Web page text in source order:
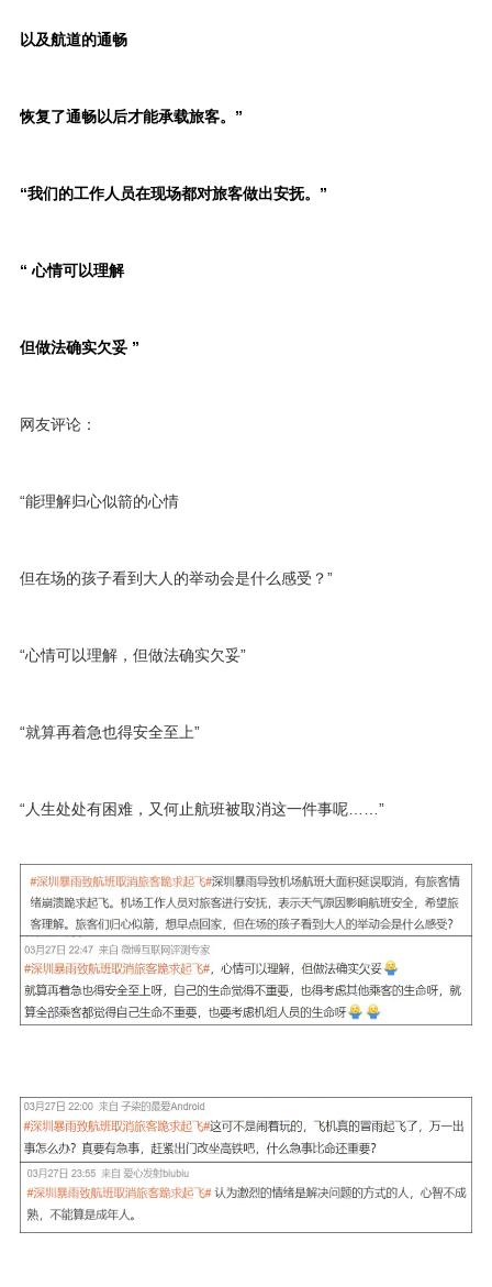
以及航道的通畅
恢复了通畅以后才能承载旅客。”
“我们的工作人员在现场都对旅客做出安抚。”
“ 心情可以理解
但做法确实欠妥 ”
网友评论：
“能理解归心似箭的心情
但在场的孩子看到大人的举动会是什么感受？”
“心情可以理解，但做法确实欠妥”
“就算再着急也得安全至上”
“人生处处有困难，又何止航班被取消这一件事呢……”